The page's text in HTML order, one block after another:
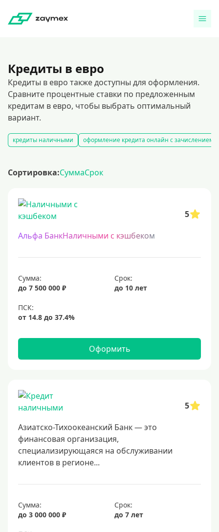
Кредиты в евро
Кредиты в евро также доступны для оформления.
Сравните процентные ставки по предложенным
кредитам в евро, чтобы выбрать оптимальный
вариант.
кредиты наличными оформление кредита онлайн с зачислением
Сортировка:СуммаСрок
5
Альфа БанкНаличными с кэшбеком
Сумма:
до 7 500 000 ₽
Срок:
до 10 лет
Оформить
5
Азиатско-Тихоокеанский Банк — это
финансовая организация,
специализирующаяся на обслуживании
клиентов в регионе...
Сумма:
до 3 000 000 ₽
Срок:
до 7 лет